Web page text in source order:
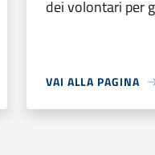
dei volontari per
VAI ALLA PAGINA